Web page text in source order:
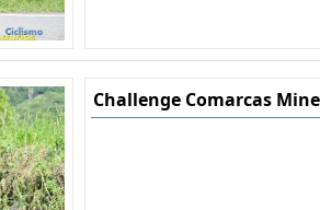
Challenge Comarcas